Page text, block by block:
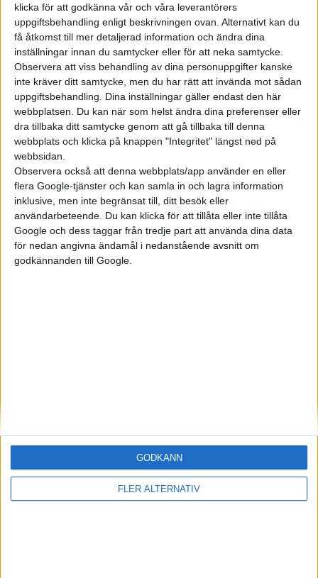
klicka för att godkänna vår och våra leverantörers
uppgiftsbehandling enligt beskrivningen ovan. Alternativt kan du
få åtkomst till mer detaljerad information och ändra dina
inställningar innan du samtycker eller för att neka samtycke.
Observera att viss behandling av dina personuppgifter kanske
inte kräver ditt samtycke, men du har rätt att invända mot sådan
uppgiftsbehandling. Dina inställningar gäller endast den här
webbplatsen. Du kan när som helst ändra dina preferenser eller
dra tillbaka ditt samtycke genom att gå tillbaka till denna
webbplats och klicka på knappen "Integritet" längst ned på
webbsidan.
Observera också att denna webbplats/app använder en eller
flera Google-tjänster och kan samla in och lagra information
inklusive, men inte begränsat till, ditt besök eller
användarbeteende. Du kan klicka för att tillåta eller inte tillåta
Google och dess taggar från tredje part att använda dina data
för nedan angivna ändamål i nedanstående avsnitt om
godkännanden till Google.
FLER ALTERNATIV
GODKÄNN
från första början. Omräknat
till svenska kronor ha...
Mest lästa
6 aug 2026
Nu även Byd – då vill jätten tillverka solid state-batterier
Volvokoncernen samarbetar med Toyota kring vätgas för tung
trafik
Elbilens nyhetsbrev
Håll dig uppdaterad om de senaste nyheterna!
Prenumerera